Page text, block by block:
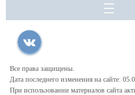
Все права защищены.
Дата последнего изменения на сайте:
При использовании материалов сайта